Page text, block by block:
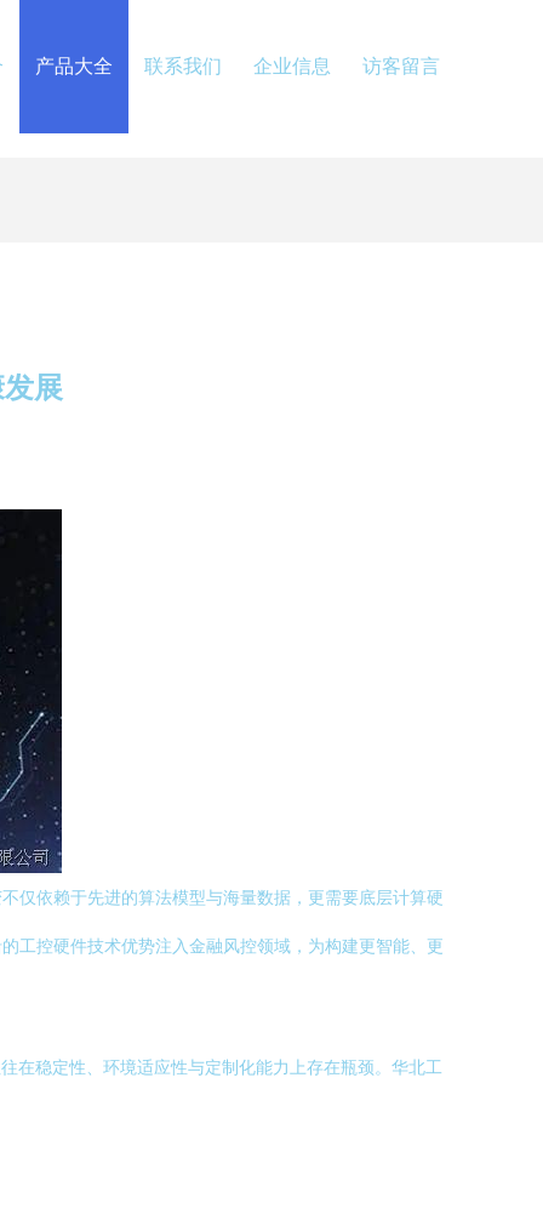
产品大全 联系我们 企业信息 访客留言
展
仅依赖于先进的算法模型与海量数据，更需要底层计算硬
工控硬件技术优势注入金融风控领域，为构建更智能、更
在稳定性、环境适应性与定制化能力上存在瓶颈。华北工